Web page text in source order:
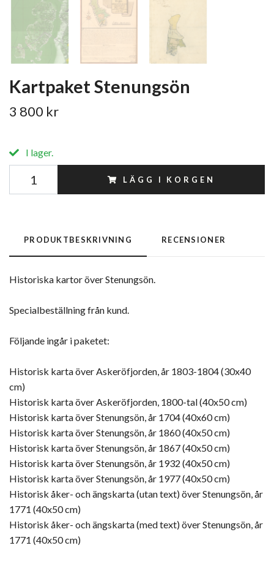
Kartpaket Stenungsön
3 800 kr
I lager.
LÄGG I KORGEN
PRODUKTBESKRIVNING RECENSIONER
Historiska kartor över Stenungsön.
Specialbeställning från kund.
Följande ingår i paketet:
Historisk karta över Askeröfjorden, år 1803-1804 (30x40
cm)
Historisk karta över Askeröfjorden, 1800-tal (40x50 cm)
Historisk karta över Stenungsön, år 1704 (40x60 cm)
Historisk karta över Stenungsön, år 1860 (40x50 cm)
Historisk karta över Stenungsön, år 1867 (40x50 cm)
Historisk karta över Stenungsön, år 1932 (40x50 cm)
Historisk karta över Stenungsön, år 1977 (40x50 cm)
Historisk åker- och ängskarta (utan text) över Stenungsön, år
1771 (40x50 cm)
Historisk åker- och ängskarta (med text) över Stenungsön, år
1771 (40x50 cm)